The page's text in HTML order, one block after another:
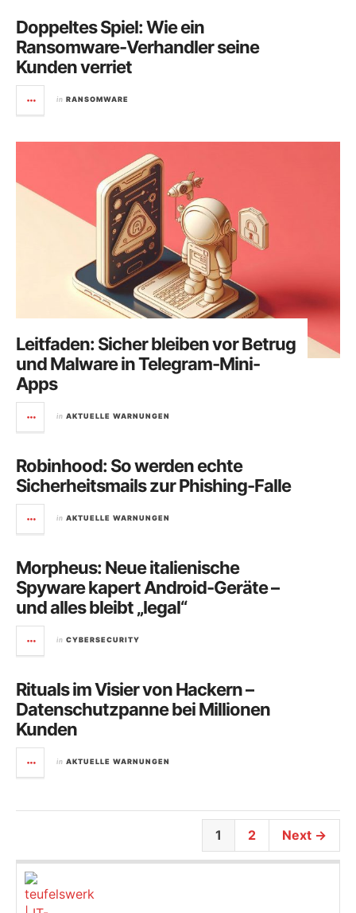
Doppeltes Spiel: Wie ein
Ransomware-Verhandler seine
Kunden verriet
in RANSOMWARE
Leitfaden: Sicher bleiben vor Betrug
und Malware in Telegram-Mini-
Apps
in AKTUELLE WARNUNGEN
Robinhood: So werden echte
Sicherheitsmails zur Phishing-Falle
in AKTUELLE WARNUNGEN
Morpheus: Neue italienische
Spyware kapert Android-Geräte –
und alles bleibt „legal“
in CYBERSECURITY
Rituals im Visier von Hackern –
Datenschutzpanne bei Millionen
Kunden
in AKTUELLE WARNUNGEN
1 2 Next →